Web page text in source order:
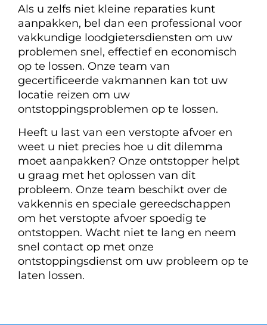
Als u zelfs niet kleine reparaties kunt
aanpakken, bel dan een professional voor
vakkundige loodgietersdiensten om uw
problemen snel, effectief en economisch
op te lossen. Onze team van
gecertificeerde vakmannen kan tot uw
locatie reizen om uw
ontstoppingsproblemen op te lossen.
Heeft u last van een verstopte afvoer en
weet u niet precies hoe u dit dilemma
moet aanpakken? Onze ontstopper helpt
u graag met het oplossen van dit
probleem. Onze team beschikt over de
vakkennis en speciale gereedschappen
om het verstopte afvoer spoedig te
ontstoppen. Wacht niet te lang en neem
snel contact op met onze
ontstoppingsdienst om uw probleem op te
laten lossen.